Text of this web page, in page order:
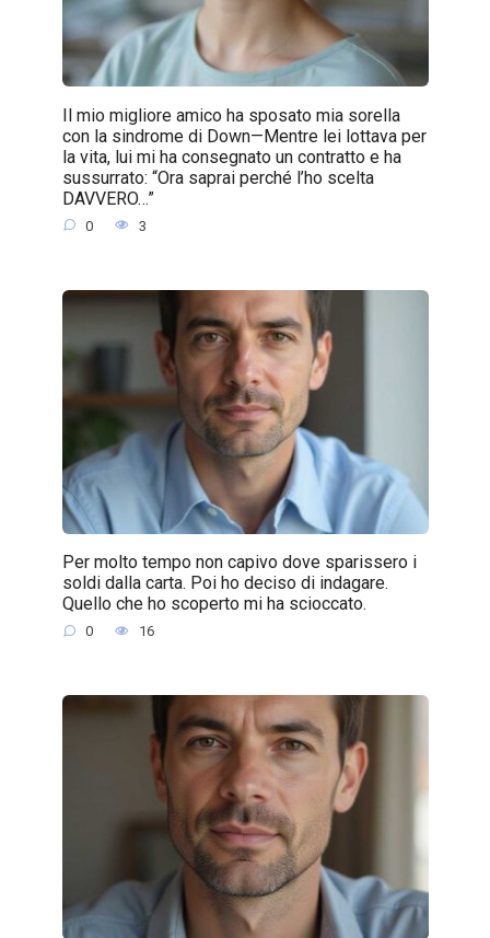
Il mio migliore amico ha sposato mia sorella
con la sindrome di Down—Mentre lei lottava per
la vita, lui mi ha consegnato un contratto e ha
sussurrato: “Ora saprai perché l’ho scelta
DAVVERO…”
0 3
Per molto tempo non capivo dove sparissero i
soldi dalla carta. Poi ho deciso di indagare.
Quello che ho scoperto mi ha scioccato.
0 16